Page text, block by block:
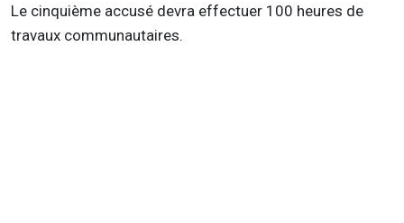
Le cinquième accusé devra effectuer 100 heures de
travaux communautaires.